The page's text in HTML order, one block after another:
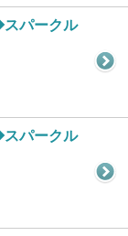
パークル
パークル